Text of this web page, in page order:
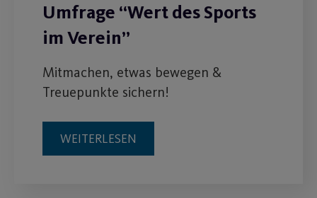
Umfrage “Wert des Sports
im Verein”
Mitmachen, etwas bewegen &
Treuepunkte sichern!
WEITERLESEN